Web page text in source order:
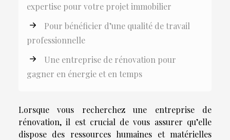
expertise pour votre projet immobilier
Pour bénéficier d’une qualité de travail
professionnelle
Une entreprise de rénovation pour
gagner en énergie et en temps
Lorsque vous recherchez une entreprise de
rénovation, il est crucial de vous assurer qu’elle
dispose des ressources humaines et matérielles